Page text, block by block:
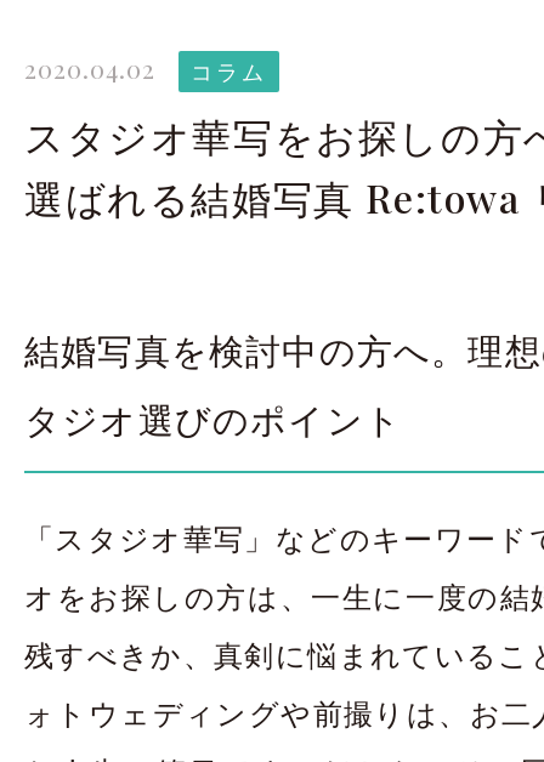
ドレス＆着物
LINEで予約・相
アクセス
2020.04.02 コラム
スタジオ華写をお探しの方
選ばれる結婚写真 Re:towa
結婚写真を検討中の方へ。理
タジオ選びのポイント
「スタジオ華写」などのキーワー
オをお探しの方は、一生に一度の結
残すべきか、真剣に悩まれているこ
ォトウェディングや前撮りは、お